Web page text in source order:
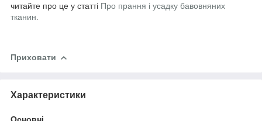
читайте про це у статті Про прання і усадку бавовняних
тканин.
Приховати
Характеристики
Основні